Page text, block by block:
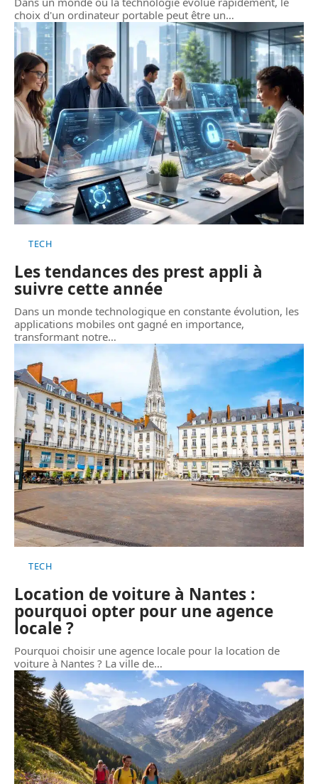
choix d'un ordinateur portable peut être un…
TECH
Les tendances des prest appli à
suivre cette année
Dans un monde technologique en constante évolution, les
applications mobiles ont gagné en importance,
transformant notre…
TECH
Location de voiture à Nantes :
pourquoi opter pour une agence
locale ?
Pourquoi choisir une agence locale pour la location de
voiture à Nantes ? La ville de…